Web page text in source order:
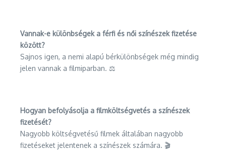
Vannak-e különbségek a férfi és női színészek fizetése
között?
Sajnos igen, a nemi alapú bérkülönbségek még mindig
jelen vannak a filmiparban. ⚖️
Hogyan befolyásolja a filmköltségvetés a színészek
fizetését?
Nagyobb költségvetésű filmek általában nagyobb
fizetéseket jelentenek a színészek számára. 🎬